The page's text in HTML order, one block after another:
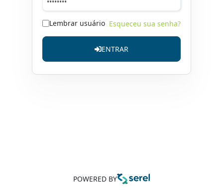
Lembrar usuário Esqueceu sua senha?
ENTRAR
POWERED BY